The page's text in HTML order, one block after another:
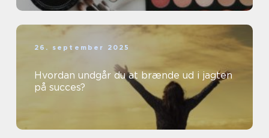
26. september 2025
Hvordan undgår du at brænde ud i jagten
på succes?